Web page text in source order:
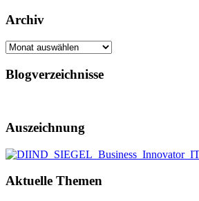
Archiv
Archiv
Blogverzeichnisse
Auszeichnung
Aktuelle Themen